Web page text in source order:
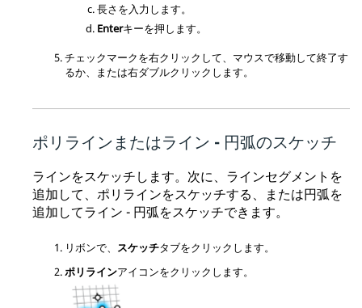
長さを入力します。
Enterキーを押します。
チェックマークを右クリックして、マウスで移動して終了す
るか、または右ダブルクリックします。
ポリラインまたはライン - 円弧のスケッチ
ラインをスケッチします。次に、ラインセグメントを
追加して、ポリラインをスケッチする、または円弧を
追加してライン - 円弧をスケッチできます。
リボンで、 スケッチタブをクリックします。
ポリラインアイコンをクリックします。